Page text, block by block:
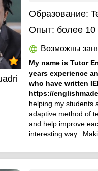
Образование:
Опыт: более 10
Возможны
My name is Tutor
years experience
who have written
https://
helping my students
adaptive method of
and help improve
interesting way..